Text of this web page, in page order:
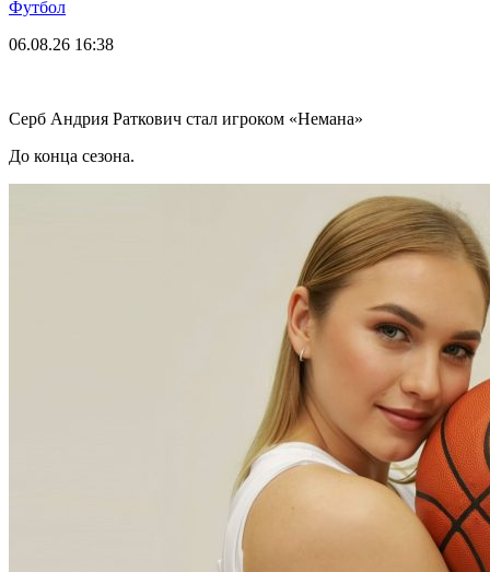
Футбол
06.08.26 16:38
Серб Андрия Раткович стал игроком «Немана»
До конца сезона.